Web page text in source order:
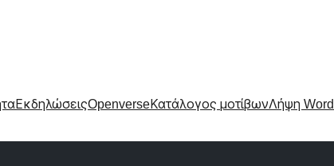
ΕκδηλώσειςOpenverseΚατάλογος μοτίβωνΛήψη